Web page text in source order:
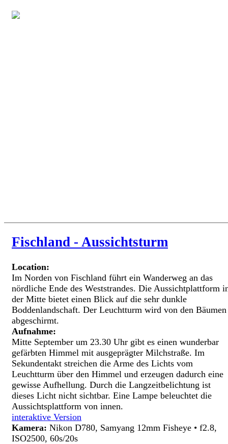
Fischland - Aussichtsturm
Location:
Im Norden von Fischland führt ein Wanderweg an das
nördliche Ende des Weststrandes. Die Aussichtplattform
der Mitte bietet einen Blick auf die sehr dunkle
Boddenlandschaft. Der Leuchtturm wird von den Bäumen
abgeschirmt.
Aufnahme:
Mitte September um 23.30 Uhr gibt es einen wunderbar
gefärbten Himmel mit ausgeprägter Milchstraße. Im
Sekundentakt streichen die Arme des Lichts vom
Leuchtturm über den Himmel und erzeugen dadurch eine
gewisse Aufhellung. Durch die Langzeitbelichtung ist
dieses Licht nicht sichtbar. Eine Lampe beleuchtet die
Aussichtsplattform von innen.
interaktive Version
Kamera: Nikon D780, Samyang 12mm Fisheye • f2.8,
ISO2500, 60s/20s